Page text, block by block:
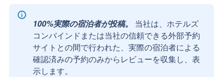
100%実際の宿泊者が投稿。
当社は、ホテルズ
コンバインドまたは当社の信頼できる外部予約
サイトとの間で行われた、実際の宿泊者による
確認済みの予約のみからレビューを収集し、表
示します。